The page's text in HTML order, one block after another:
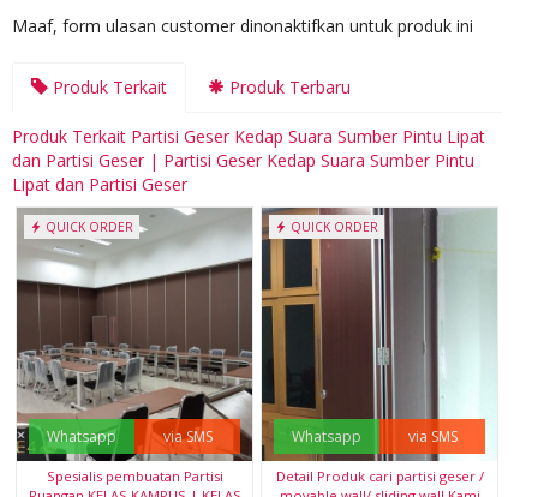
Maaf, form ulasan customer dinonaktifkan untuk produk ini
Produk Terkait Produk Terbaru
Produk Terkait Partisi Geser Kedap Suara Sumber Pintu Lipat
dan Partisi Geser | Partisi Geser Kedap Suara Sumber Pintu
Lipat dan Partisi Geser
QUICK ORDER
Whatsapp via SMS
Spesialis pembuatan Partisi
QUICK ORDER
Whatsapp via SMS
Detail Produk cari partisi geser /